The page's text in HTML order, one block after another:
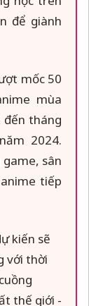
để giành
mốc 50
mùa
đến tháng
2024.
sân
tiếp
kiến sẽ
với thời
thế giới -